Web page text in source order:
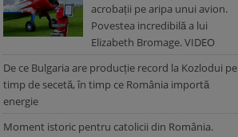
acrobații pe aripa unui avion.
Povestea incredibilă a lui
Elizabeth Bromage. VIDEO
De ce Bulgaria are producție record la Kozlodui pe
timp de secetă, în timp ce România importă
energie
Moment istoric pentru catolicii din România.